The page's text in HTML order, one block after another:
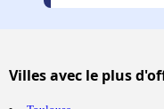
Villesavec le plus